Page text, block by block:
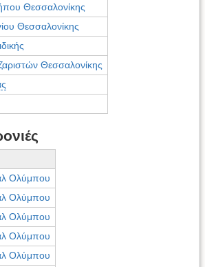
Θεσσαλονίκης
Θεσσαλονίκης
Θεσσαλονίκης
Ολύμπου
Ολύμπου
Ολύμπου
Ολύμπου
Ολύμπου